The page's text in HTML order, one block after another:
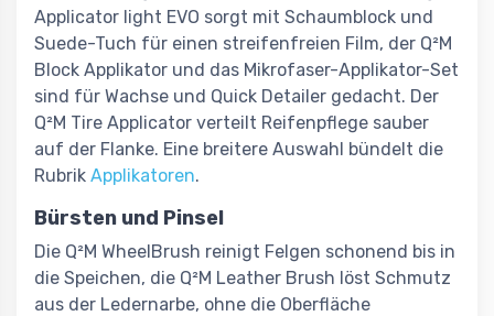
Applicator light EVO sorgt mit Schaumblock und
Suede-Tuch für einen streifenfreien Film, der Q²M
Block Applikator und das Mikrofaser-Applikator-Set
sind für Wachse und Quick Detailer gedacht. Der
Q²M Tire Applicator verteilt Reifenpflege sauber
auf der Flanke. Eine breitere Auswahl bündelt die
Rubrik Applikatoren.
Bürsten und Pinsel
Die Q²M WheelBrush reinigt Felgen schonend bis in
die Speichen, die Q²M Leather Brush löst Schmutz
aus der Ledernarbe, ohne die Oberfläche